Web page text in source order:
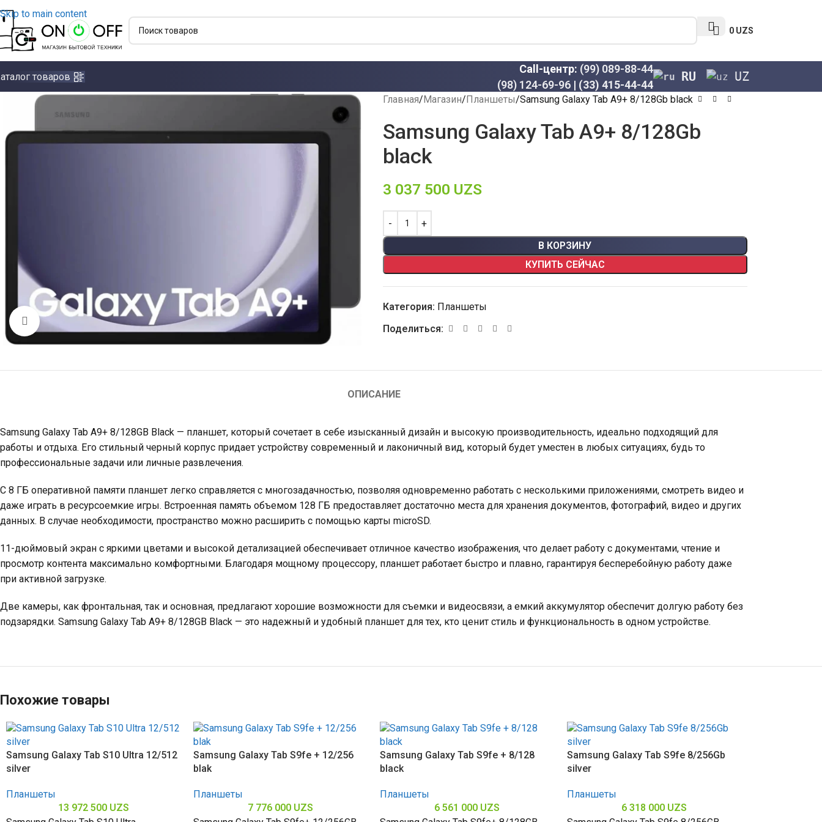
Skip to main content
0 UZS
товаров
Call-центр: (99) 089-88-44
(98) 124-69-96 | (33) 415-44-44
RU UZ
Click to enlarge
Главная Магазин Планшеты Samsung Galaxy Tab A9+ 8/128Gb black
Samsung Galaxy Tab A9+ 8/128Gb
black
3 037 500 UZS
В КОРЗИНУ
КУПИТЬ СЕЙЧАС
Категория: Планшеты
Поделиться:
ОПИСАНИЕ
Samsung Galaxy Tab A9+ 8/128GB Black — планшет, который сочетает в себе изысканный дизайн и высокую производительность, идеально подходящий для
работы и отдыха. Его стильный черный корпус придает устройству современный и лаконичный вид, который будет уместен в любых ситуациях, будь то
профессиональные задачи или личные развлечения.
С 8 ГБ оперативной памяти планшет легко справляется с многозадачностью, позволяя одновременно работать с несколькими приложениями, смотреть видео и
даже играть в ресурсоемкие игры. Встроенная память объемом 128 ГБ предоставляет достаточно места для хранения документов, фотографий, видео и других
данных. В случае необходимости, пространство можно расширить с помощью карты microSD.
11-дюймовый экран с яркими цветами и высокой детализацией обеспечивает отличное качество изображения, что делает работу с документами, чтение и
просмотр контента максимально комфортными. Благодаря мощному процессору, планшет работает быстро и плавно, гарантируя бесперебойную работу даже
при активной загрузке.
Две камеры, как фронтальная, так и основная, предлагают хорошие возможности для съемки и видеосвязи, а емкий аккумулятор обеспечит долгую работу без
подзарядки. Samsung Galaxy Tab A9+ 8/128GB Black — это надежный и удобный планшет для тех, кто ценит стиль и функциональность в одном устройстве.
Похожие товары
Samsung Galaxy Tab S10 Ultra 12/512
silver
Планшеты
13 972 500 UZS
Samsung Galaxy Tab S9fe + 12/256
blak
Планшеты
7 776 000 UZS
Samsung Galaxy Tab S9fe + 8/128
black
Планшеты
6 561 000 UZS
Samsung Galaxy Tab S9fe 8/256Gb
silver
Планшеты
6 318 000 UZS